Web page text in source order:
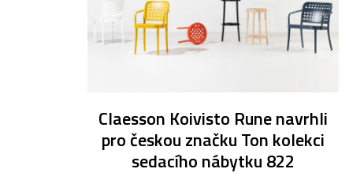
Claesson Koivisto Rune navrhli
pro českou značku Ton kolekci
sedacího nábytku 822